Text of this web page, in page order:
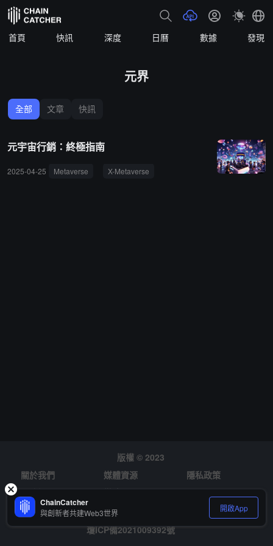
首頁 快訊 深度 日曆 數據 發現
元界
全部 文章 快訊
元宇宙行銷：終極指南
2025-04-25 Metaverse X-Metaverse Metaverse Labs
版權 © 2023
關於我們
媒體資源
隱私政策
風險提示
徵才
瓊ICP備2021009392號
ChainCatcher
與創新者共建Web3世界 開啟App